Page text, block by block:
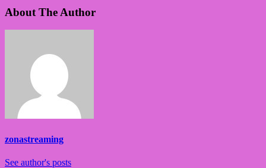
About The Author
zonastreaming
See author's posts